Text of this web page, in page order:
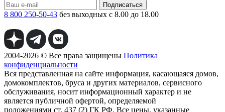
Подписаться
8 800 250-50-43 без выходных с 8.00 до 18.00
2004-2026 © Все права защищены Политика
конфиденциальности
Вся представленная на сайте информация, касающаяся домов,
домокомплектов, бруса и других материалов, сервисного
обслуживания, носит информационный характер и не
является публичной офертой, определяемой
положениями ст. 437 (2) ГК РФ. Все цены, указанные